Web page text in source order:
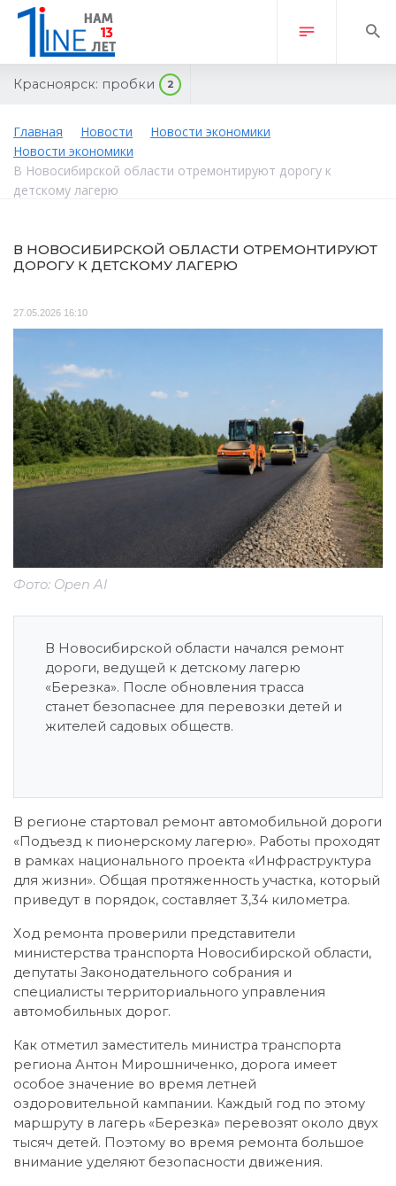
Красноярск: пробки 2
Главная Новости
Новости экономики
Новости экономики
В Новосибирской области отремонтируют дорогу к
детскому лагерю
В НОВОСИБИРСКОЙ ОБЛАСТИ ОТРЕМОНТИРУЮТ
ДОРОГУ К ДЕТСКОМУ ЛАГЕРЮ
27.05.2026 16:10
Фото: Open AI
В Новосибирской области начался ремонт
дороги, ведущей к детскому лагерю
«Березка». После обновления трасса
станет безопаснее для перевозки детей и
жителей садовых обществ.
В регионе стартовал ремонт автомобильной дороги
«Подъезд к пионерскому лагерю». Работы проходят
в рамках национального проекта «Инфраструктура
для жизни». Общая протяженность участка, который
приведут в порядок, составляет 3,34 километра.
Ход ремонта проверили представители
министерства транспорта Новосибирской области,
депутаты Законодательного собрания и
специалисты территориального управления
автомобильных дорог.
Как отметил заместитель министра транспорта
региона Антон Мирошниченко, дорога имеет
особое значение во время летней
оздоровительной кампании. Каждый год по этому
маршруту в лагерь «Березка» перевозят около двух
тысяч детей. Поэтому во время ремонта большое
внимание уделяют безопасности движения.